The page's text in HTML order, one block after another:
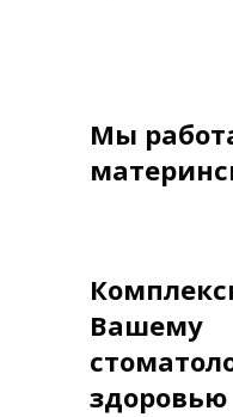
Мы
Вашему
здоровью